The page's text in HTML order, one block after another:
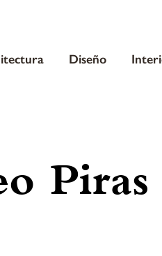
Diseño
Piras